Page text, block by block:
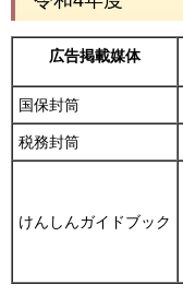
広告掲載媒体
国保封筒
税務封筒
けんしんガイドブック